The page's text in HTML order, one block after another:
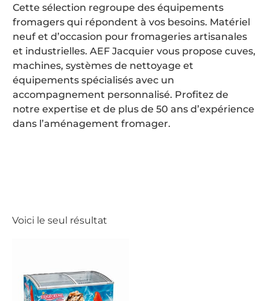
Cette sélection regroupe des équipements
fromagers qui répondent à vos besoins. Matériel
neuf et d’occasion pour fromageries artisanales
et industrielles. AEF Jacquier vous propose cuves,
machines, systèmes de nettoyage et
équipements spécialisés avec un
accompagnement personnalisé. Profitez de
notre expertise et de plus de 50 ans d’expérience
dans l’aménagement fromager.
Voici le seul résultat